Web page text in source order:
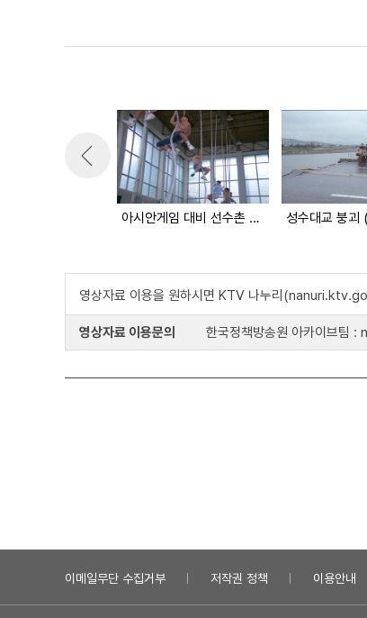
아시안게임 대비 선수촌 구성
영상자료 이용을 원하시면 KTV 나누리
영상자료 이용문의 한국정책방송원 아카이브팀
이메일무단 수집거부 저작권 정책 이용안내